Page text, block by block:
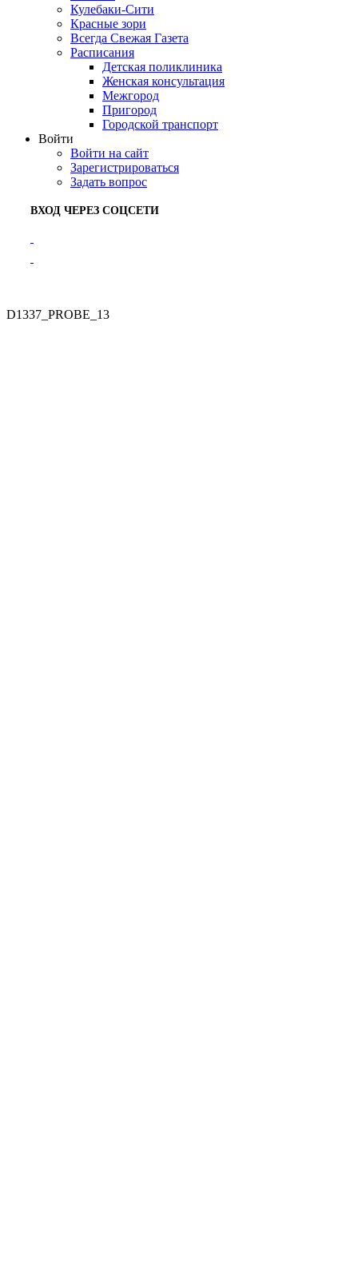
Кулебаки-Сити
Красные зори
Всегда Свежая Газета
Расписания
Детская поликлиника
Женская консультация
Межгород
Пригород
Городской транспорт
Войти
Войти на сайт
Зарегистрироваться
Задать вопрос
ВХОД ЧЕРЕЗ СОЦСЕТИ